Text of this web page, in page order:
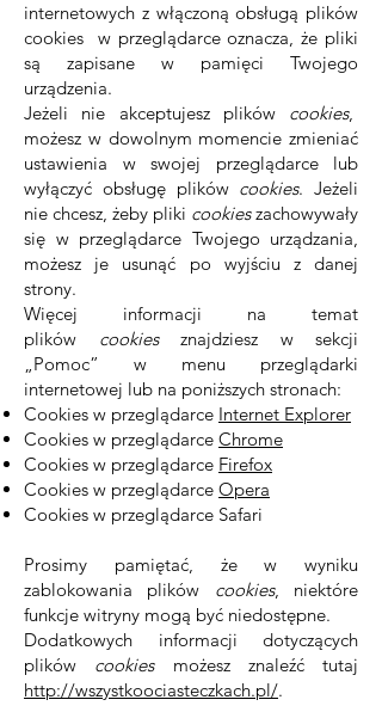
internetowych z włączoną obsługą plików
cookies w przeglądarce oznacza, że pliki
są zapisane w pamięci Twojego
urządzenia.
Jeżeli nie akceptujesz plików cookies,
możesz w dowolnym momencie zmieniać
ustawienia w swojej przeglądarce lub
wyłączyć obsługę plików cookies. Jeżeli
nie chcesz, żeby pliki cookieszachowywały
się w przeglądarce Twojego urządzania,
możesz je usunąć po wyjściu z danej
strony.
Więcej informacji na temat
plików cookies znajdziesz w sekcji
„Pomoc” w menu przeglądarki
internetowej lub na poniższych stronach:
Cookies w przeglądarce Internet Explorer
Cookies w przeglądarce Chrome
Cookies w przeglądarce Firefox
Cookies w przeglądarce Opera
Cookies w przeglądarce Safari
Prosimy pamiętać, że w wyniku
zablokowania plików cookies, niektóre
funkcje witryny mogą być niedostępne.
Dodatkowych informacji dotyczących
plików cookies możesz znaleźć tutaj
http://wszystkoociasteczkach.pl/.